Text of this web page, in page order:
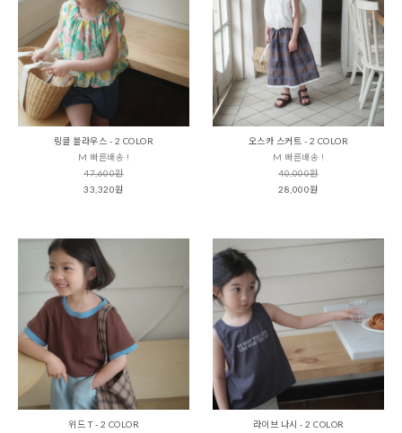
링클 블라우스 - 2 COLOR
M 빠른배송 !
47,600원
33,320원
오스카 스커트 - 2 COLOR
M 빠른배송 !
40,000원
28,000원
위드 T - 2 COLOR
라이브 나시 - 2 COLOR